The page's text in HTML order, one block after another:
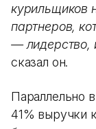
курильщиков
партнеров,
— лидерство,
сказал он.
Параллельно
41% выручки